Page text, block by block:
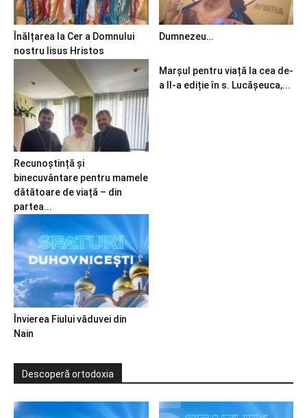
Înălțarea la Cer a Domnului
nostru Iisus Hristos
Dumnezeu…
Recunoștință și
binecuvântare pentru mamele
dătătoare de viață – din
partea...
Marșul pentru viață la cea de-
a II-a ediție în s. Lucășeuca,...
Învierea Fiului văduvei din
Nain
Descoperă ortodoxia